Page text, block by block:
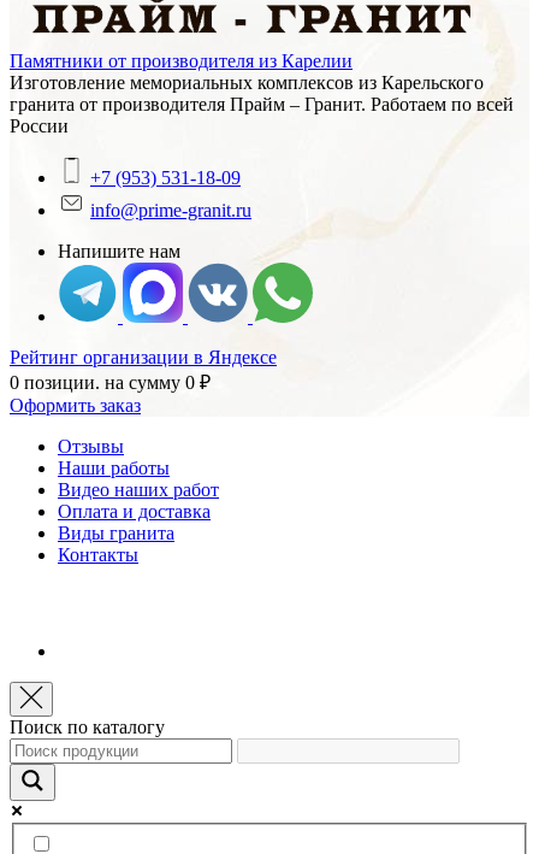
Памятники от производителя из Карелии
Изготовление мемориальных комплексов из Карельского
гранита от производителя Прайм – Гранит. Работаем по всей
России
+7 (953) 531-18-09
info@prime-granit.ru
Напишите нам
Рейтинг организации в Яндексе
0 позиции. на сумму 0 ₽
Оформить заказ
Отзывы
Наши работы
Видео наших работ
Оплата и доставка
Виды гранита
Контакты
Поиск по каталогу